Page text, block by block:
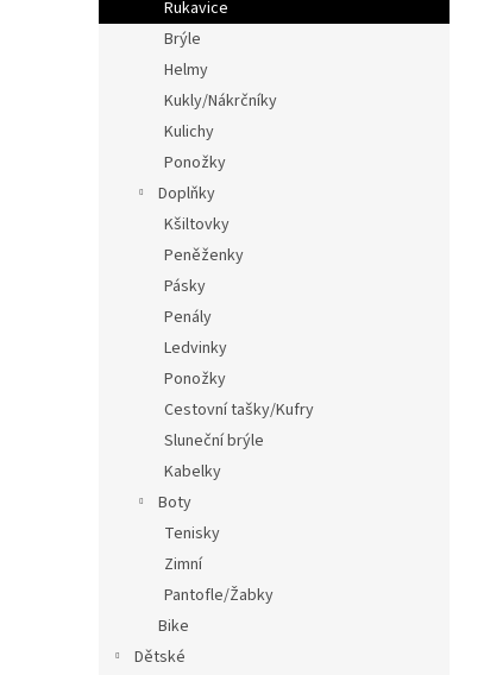
Rukavice
Brýle
Helmy
Kukly/Nákrčníky
Kulichy
Ponožky
Doplňky
Kšiltovky
Peněženky
Pásky
Penály
Ledvinky
Ponožky
Cestovní tašky/Kufry
Sluneční brýle
Kabelky
Boty
Tenisky
Zimní
Pantofle/Žabky
Bike
Dětské